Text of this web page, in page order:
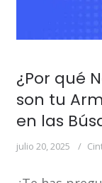
¿Por qué
son tu
en las
julio 20, 2025